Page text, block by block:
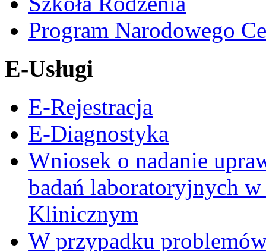
Program Narodowego
E-Usługi
E-Rejestracja
E-Diagnostyka
Wniosek o nadanie
badań laboratoryjnych
Klinicznym
W przypadku